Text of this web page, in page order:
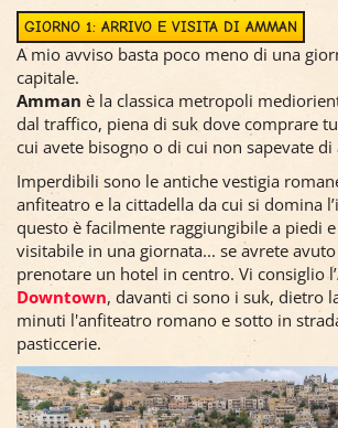
GIORNO 1: ARRIVO E VISITA DI AMMAN
A mio avviso basta poco meno di una
capitale.
Amman è la classica metropoli
dal traffico, piena di suk dove comprare
cui avete bisogno o di cui non sapevate di
Imperdibili sono le antiche vestigia
anfiteatro e la cittadella da cui si domina
questo è facilmente raggiungibile a piedi
visitabile in una giornata... se avrete avuto
prenotare un hotel in centro. Vi consiglio l’
Downtown, davanti ci sono i suk, dietro
minuti l'anfiteatro romano e sotto in
pasticcerie.